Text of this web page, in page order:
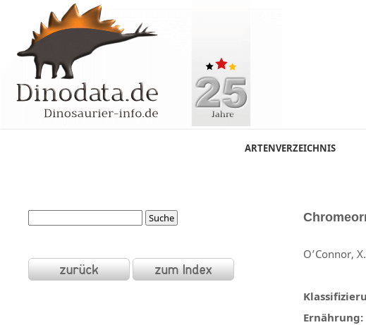
ARTENVERZEICHNIS
O’Connor,
Ernährung: